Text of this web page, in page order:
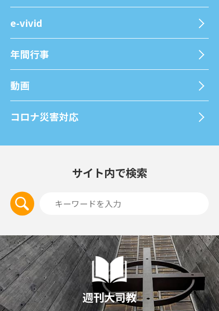
e-vivid
年間⾏事
動画
コロナ災害対応
サイト内で検索
週刊大司教